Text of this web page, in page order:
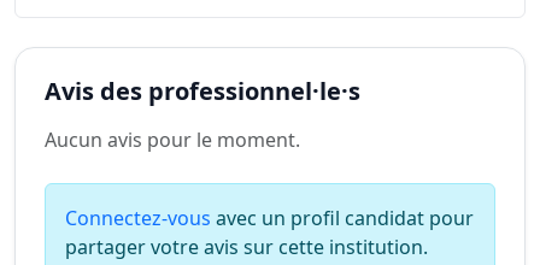
Avis des professionnel·le·s
Aucun avis pour le moment.
Connectez-vous avec un profil candidat pour
partager votre avis sur cette institution.